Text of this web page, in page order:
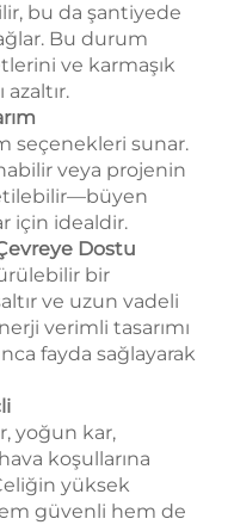
bu da şantiyede
Bu durum
ve karmaşık
seçenekleri sunar.
veya projenin
için idealdir.
Dostu
bir
ve uzun vadeli
verimli tasarımı
fayda sağlayarak
yoğun kar,
koşullarına
yüksek
güvenli hem de